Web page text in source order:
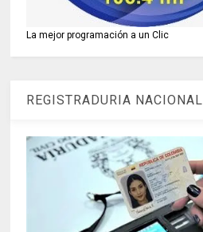
La mejor programación a un Clic
REGISTRADURIA NACIONAL